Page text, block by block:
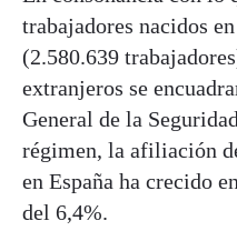
trabajadores nacidos
(2.580.639
extranjeros se
General de la
régimen, la afiliación
en España ha crecido
del 6,4%.